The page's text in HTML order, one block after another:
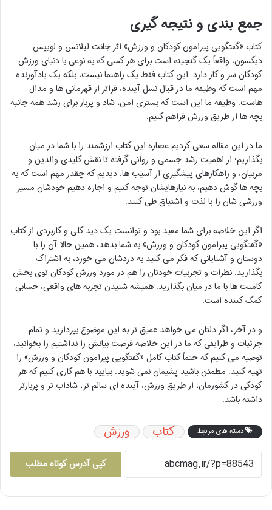
جمع بندی و نتیجه گیری
کتاب «گفتگویی پیرامون کودکان و ورزش» اثر جانت لبلانس و لوییس
دیکسون، واقعاً یک گنجینه است برای هر کسی که به نوعی با دنیای ورزش
کودکان سر و کار دارد. این کتاب فقط یک راهنما نیست، بلکه یک یادآورنده
مهم است که وظیفه ما در قبال نسل آینده، فراتر از قهرمانی ها و مدال
هاست. وظیفه ما این است که بستری امن، شاد و پربار برای رشد همه جانبه
بچه ها از طریق ورزش فراهم کنیم.
ما در این مقاله سعی کردیم عصاره این کتاب ارزشمند را با شما در میان
بگذاریم؛ از اهمیت رشد جسمی و روانی گرفته تا نقش کلیدی والدین و
مربیان، و راهکارهای پیشگیری از آسیب ها. دیدیم که چقدر مهم است که به
بچه ها گوش دهیم، به نیازهایشان توجه کنیم و اجازه دهیم خودشان مسیر
ورزشی شان را با لذت و اشتیاق طی کنند.
اگر این خلاصه برای شما مفید بود و توانست یک دید کلی و کاربردی از کتاب
«گفتگویی پیرامون کودکان و ورزش» به شما بدهد، همین حالا آن را با
دوستان و آشنایانی که فکر می کنید به دردشان می خورد، به اشتراک
بگذارید. نظرات و تجربیات خودتان را هم در مورد ورزش کودکان توی بخش
کامنت ها با ما در میان بگذارید. همیشه شنیدن تجربه های واقعی، حسابی
کمک کننده است.
و در آخر، اگر دلتان می خواهد عمیق تر به این موضوع بپردازید و تمام
جزئیات و ظرایفی که ما در این خلاصه فرصت بیانش را نداشتیم را بخوانید،
توصیه می کنیم که حتماً کتاب کامل «گفتگویی پیرامون کودکان و ورزش» را
تهیه کنید. مطمئن باشید پشیمان نمی شوید. بیایید با هم کاری کنیم که هر
کودکی در کشورمان، از طریق ورزش، آینده ای سالم تر، شاداب تر و پربارتر
داشته باشد.
دسته های مرتبط کتاب ورزش
کپی آدرس کوتاه مطلب